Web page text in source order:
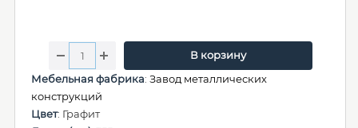
В корзину
Мебельная фабрика: Завод металлических
конструкций
Цвет: Графит